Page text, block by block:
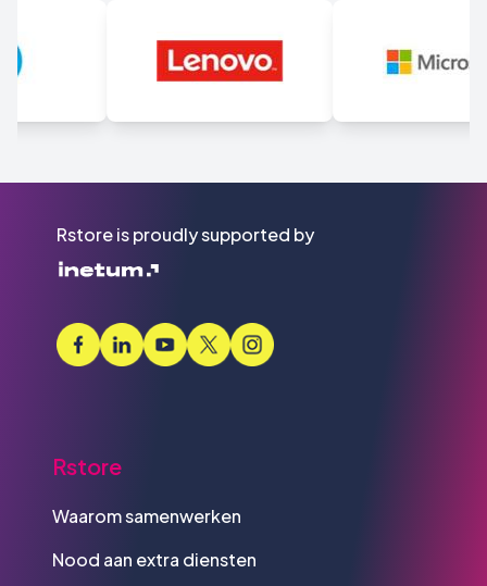
Rstore is proudly supported by
Rstore
Waarom samenwerken
Nood aan extra diensten